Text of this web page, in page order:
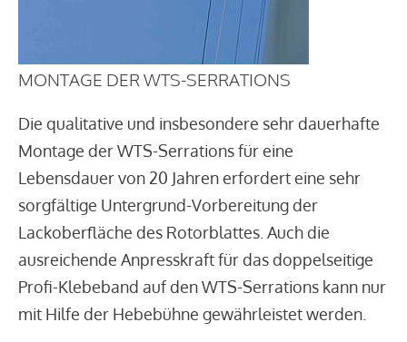
MONTAGE DER WTS-SERRATIONS
Die qualitative und insbesondere sehr dauerhafte
Montage der WTS-Serrations für eine
Lebensdauer von 20 Jahren erfordert eine sehr
sorgfältige Untergrund-Vorbereitung der
Lackoberfläche des Rotorblattes. Auch die
ausreichende Anpresskraft für das doppelseitige
Profi-Klebeband auf den WTS-Serrations kann nur
mit Hilfe der Hebebühne gewährleistet werden.